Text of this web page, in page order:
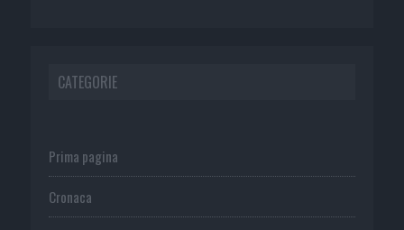
CATEGORIE
Prima pagina
Cronaca